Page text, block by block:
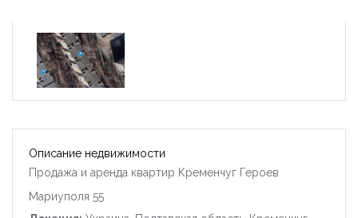
Описание недвижимости
Продажа и аренда квартир Кременчуг Героев
Мариуполя 55